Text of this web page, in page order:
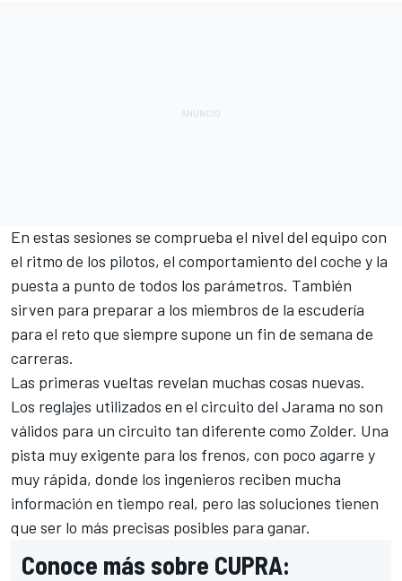
En estas sesiones se comprueba el nivel del equipo con
el ritmo de los pilotos, el comportamiento del coche y la
puesta a punto de todos los parámetros. También
sirven para preparar a los miembros de la escudería
para el reto que siempre supone un fin de semana de
carreras.
Las primeras vueltas revelan muchas cosas nuevas.
Los reglajes utilizados en el circuito del Jarama no son
válidos para un circuito tan diferente como Zolder. Una
pista muy exigente para los frenos, con poco agarre y
muy rápida, donde los ingenieros reciben mucha
información en tiempo real, pero las soluciones tienen
que ser lo más precisas posibles para ganar.
Conoce más sobre CUPRA: